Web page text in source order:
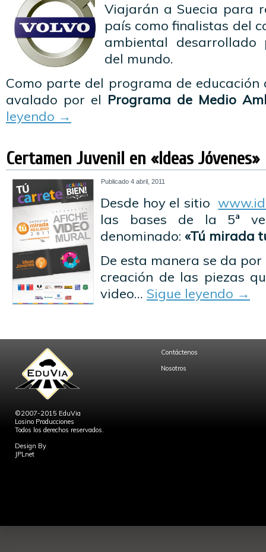
Viajarán a Suecia para
país como finalistas del
ambiental
del mundo.
Como parte del programa de
avalado por el Programa de Medio
leyendo →
Certamen Juvenil en «Ideas Jóvenes»
Publicado 4 abril, 2011
Desde hoy el sitio
las bases de la 5ª
denominado: «Tú mirada
De esta manera se da
creación de las piezas
video… Sigue leyendo →
©2007-2015 EduVia
Losino Producciones
Todos los derechos reservados.
Design By
JPLnet
Contáctenos
Nosotros